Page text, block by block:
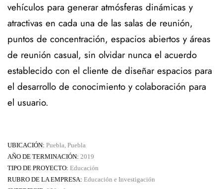
vehículos para generar atmósferas dinámicas y
atractivas en cada una de las salas de reunión,
puntos de concentración, espacios abiertos y áreas
de reunión casual, sin olvidar nunca el acuerdo
establecido con el cliente de diseñar espacios para
el desarrollo de conocimiento y colaboración para
el usuario.
UBICACIÓN: Puebla, Puebla
AÑO DE TERMINACIÓN: 2019
TIPO DE PROYECTO: Educación
RUBRO DE LA EMPRESA: Educación e Investigación